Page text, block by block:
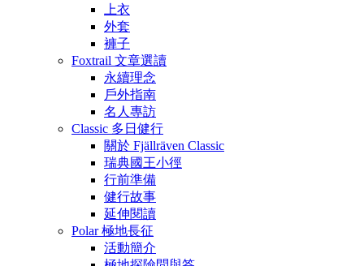
上衣
外套
褲子
Foxtrail 文章選讀
永續理念
戶外指南
名人專訪
Classic 多日健行
關於 Fjällräven Classic
瑞典國王小徑
行前準備
健行故事
延伸閱讀
Polar 極地長征
活動簡介